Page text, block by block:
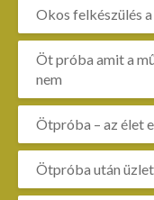
Okos felkészülés
Öt próba amit a
nem
Ötpróba – az élet
Ötpróba után